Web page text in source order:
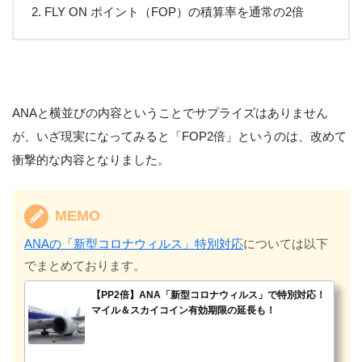
FLY ON ポイント（FOP）の積算率を通常の2倍
ANAと横並びの内容ということでサプライズはありません
が、いざ現実になってみると「FOP2倍」というのは、改めて
衝撃的な内容となりました。
MEMO
ANAの「新型コロナウィルス」特別対応については以下
でまとめております。
【PP2倍】ANA「新型コロナウィルス」で特別対応！
マイル＆スカイコイン有効期限の延長も！